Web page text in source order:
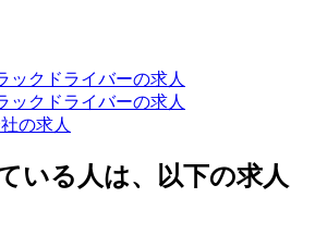
ックドライバーの求人
ックドライバーの求人
の求人
いる人は、以下の求人